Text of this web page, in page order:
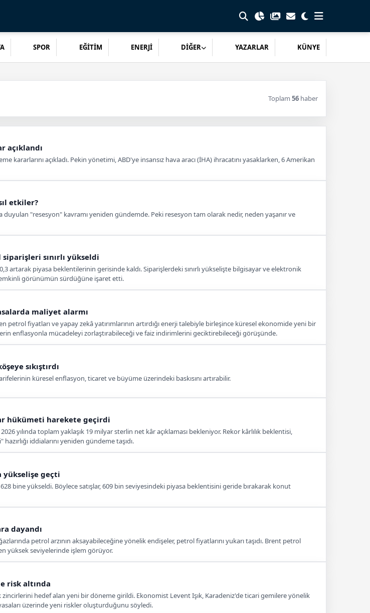
SPOR EĞİTİM ENERJİ DİĞER YAZARLAR KÜNYE
Toplam 56 haber
açıklandı
kararlarını açıkladı. Pekin yönetimi, ABD'ye insansız hava aracı (İHA) ihracatını yasaklarken, 6 Amerikan
etkiler?
"resesyon" kavramı yeniden gündemde. Peki resesyon tam olarak nedir, neden yaşanır ve
sınırlı yükseldi
artarak piyasa beklentilerinin gerisinde kaldı. Siparişlerdeki sınırlı yükselişte bilgisayar ve elektronik
görünümün sürdüğüne işaret etti.
maliyet alarmı
fiyatları ve yapay zekâ yatırımlarının artırdığı enerji talebiyle birleşince küresel ekonomide yeni bir
enflasyonla mücadeleyi zorlaştırabileceği ve faiz indirimlerini geciktirebileceği görüşünde.
sıkıştırdı
küresel enflasyon, ticaret ve büyüme üzerindeki baskısını artırabilir.
hükümeti harekete geçirdi
yılında toplam yaklaşık 19 milyar sterlin net kâr açıklaması bekleniyor. Rekor kârlılık beklentisi,
iddialarını yeniden gündeme taşıdı.
yükselişe geçti
bine yükseldi. Böylece satışlar, 609 bin seviyesindeki piyasa beklentisini geride bırakarak konut
dayandı
petrol arzının aksayabileceğine yönelik endişeler, petrol fiyatlarını yukarı taşıdı. Brent petrol
yüksek seviyelerinde işlem görüyor.
risk altında
hedef alan yeni bir döneme girildi. Ekonomist Levent Işık, Karadeniz'de ticari gemilere yönelik
üzerinde yeni riskler oluşturduğunu söyledi.